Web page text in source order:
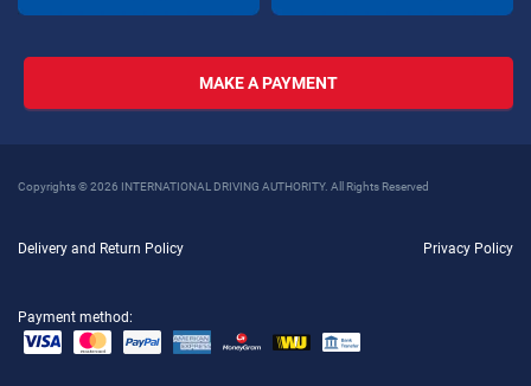
MAKE A PAYMENT
Copyrights © 2026 INTERNATIONAL DRIVING AUTHORITY. All Rights Reserved
Delivery and Return Policy Privacy Policy
Payment method: